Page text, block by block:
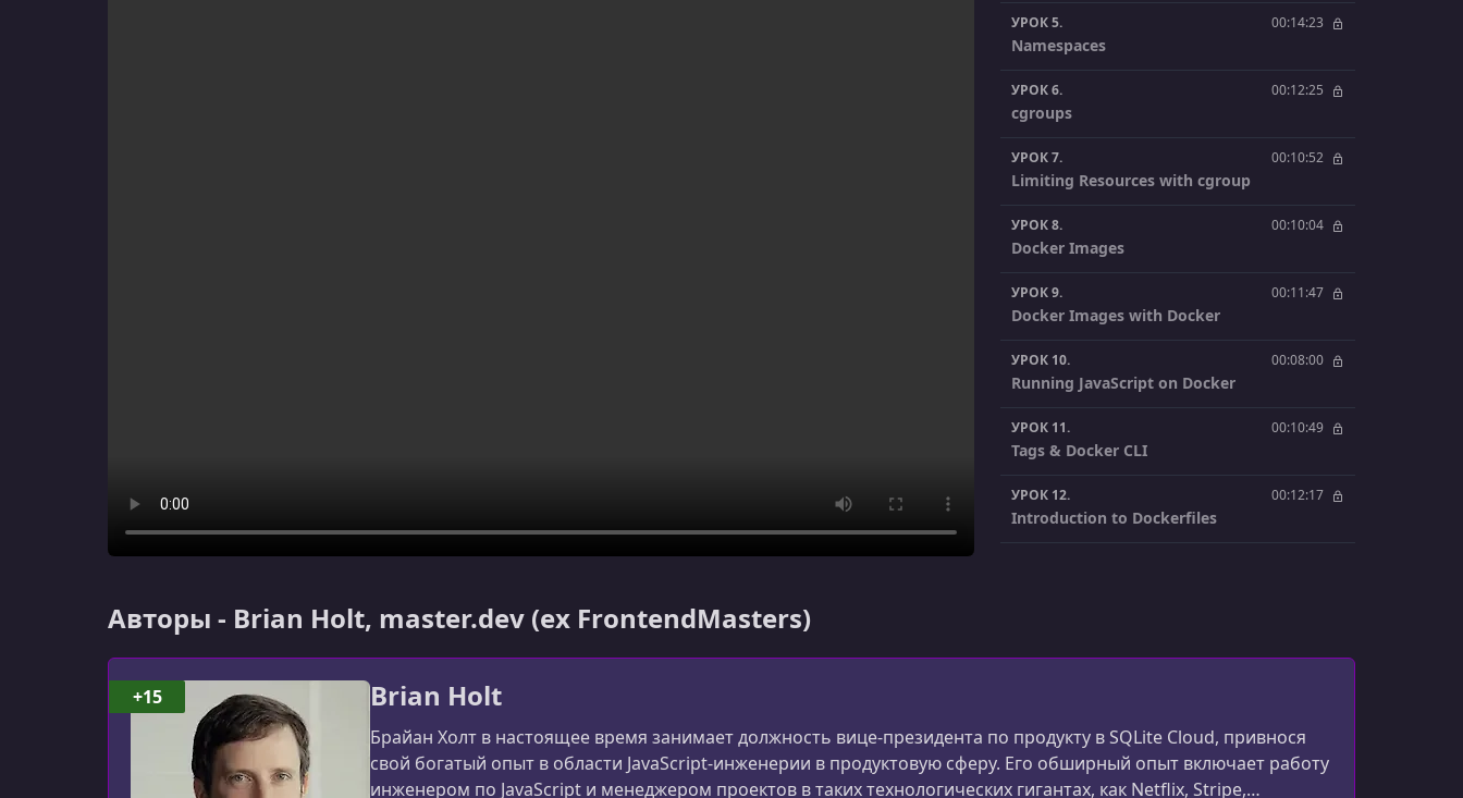
УРОК 5. 00:14:23
Namespaces
УРОК 6. 00:12:25
cgroups
УРОК 7. 00:10:52
Limiting Resources with cgroup
УРОК 8. 00:10:04
Docker Images
УРОК 9. 00:11:47
Docker Images with Docker
УРОК 10. 00:08:00
Running JavaScript on Docker
УРОК 11. 00:10:49
Tags & Docker CLI
УРОК 12. 00:12:17
Introduction to Dockerfiles
Organizing Application Files
УРОК 16. 00:06:19
Layers
Авторы - Brian Holt, master.dev (ex FrontendMasters)
Brian Holt
Брайан Холт в настоящее время занимает должность вице-президента по продукту в SQLite Cloud, привнося
свой богатый опыт в области JavaScript-инженерии в продуктовую сферу. Его обширный опыт включает работу
инженером по JavaScript и менеджером проектов в таких технологических гигантах, как Netflix, Stripe,
+15